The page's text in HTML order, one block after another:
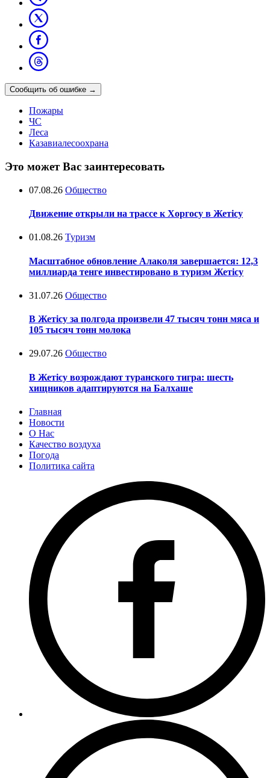
Сообщить об ошибке →
Пожары
ЧС
Леса
Казавиалесоохрана
Это может Вас заинтересовать
07.08.26 Общество
Движение открыли на трассе к Хоргосу в Жетісу
01.08.26 Туризм
Масштабное обновление Алаколя завершается: 12,3
миллиарда тенге инвестировано в туризм Жетісу
31.07.26 Общество
В Жетісу за полгода произвели 47 тысяч тонн мяса и
105 тысяч тонн молока
29.07.26 Общество
В Жетісу возрождают туранского тигра: шесть
хищников адаптируются на Балхаше
Главная
Новости
О Нас
Качество воздуха
Погода
Политика сайта